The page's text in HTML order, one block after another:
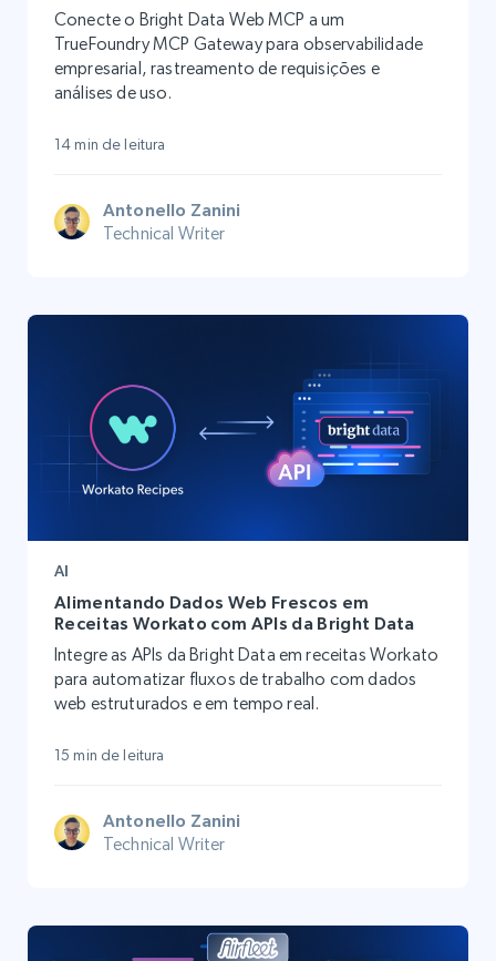
Conecte o Bright Data Web MCP a um
TrueFoundry MCP Gateway para observabilidade
empresarial, rastreamento de requisições e
análises de uso.
14 min de leitura
Antonello Zanini
Technical Writer
AI
Alimentando Dados Web Frescos em
Receitas Workato com APIs da Bright Data
Integre as APIs da Bright Data em receitas Workato
para automatizar fluxos de trabalho com dados
web estruturados e em tempo real.
15 min de leitura
Antonello Zanini
Technical Writer